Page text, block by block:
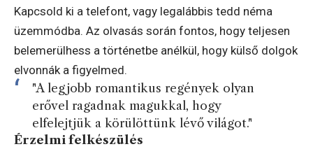
Kapcsold ki a telefont, vagy legalábbis tedd néma
üzemmódba. Az olvasás során fontos, hogy teljesen
belemerülhess a történetbe anélkül, hogy külső dolgok
elvonnák a figyelmed.
"A legjobb romantikus regények olyan
erővel ragadnak magukkal, hogy
elfelejtjük a körülöttünk lévő világot."
Érzelmi felkészülés